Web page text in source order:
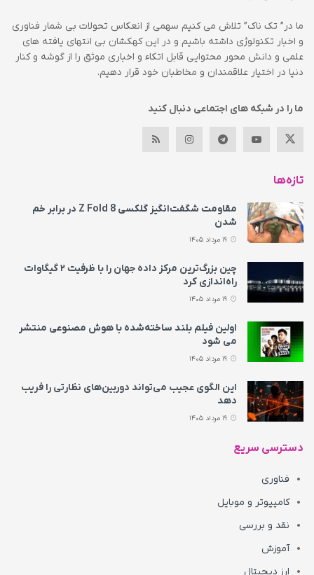
ما در” تک ناک” تلاش می کنیم سهمی از انعکاس تحولات بی شمار فناوری
و اخبار تکنولوژی داشته باشیم و در این کهکشان بی انتهای یافته های
علمی و دانش محور محتوایی قابل اتکاء و اخباری موثق را از گوشه و کنار
دنیا در اختیار علاقمندان و مخاطبان خود قرار دهیم.
ما را در شبکه های اجتماعی دنبال کنید
تازه‌ها
مقاومت شگفت‌انگیز گلکسی Z Fold 8 در برابر خم
شدن
چین بزرگ‌ترین مرکز داده جهان را با ظرفیت ۲ گیگاوات
راه‌اندازی کرد
اولین فیلم بلند ساخته‌شده با هوش مصنوعی منتشر
می‌ شود
این الگوی عجیب می‌تواند دوربین‌های نظارتی را فریب
دهد
دسترسی سریع
فناوری
کامپیوتر و موبایل
نقد و بررسی
آموزش
ارز دیجیتال